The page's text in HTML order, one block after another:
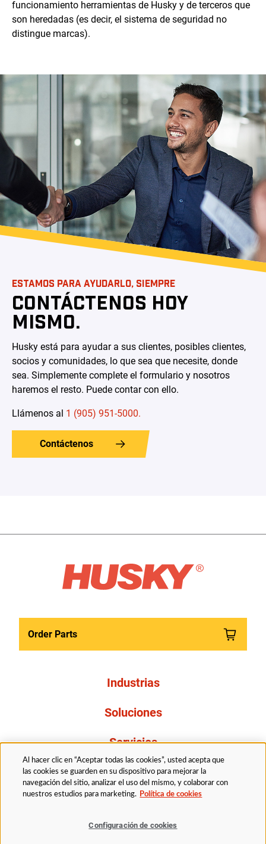
funcionamiento herramientas de Husky y de terceros que
son heredadas (es decir, el sistema de seguridad no
distingue marcas).
ESTAMOS PARA AYUDARLO, SIEMPRE
CONTÁCTENOS HOY
MISMO.
Husky está para ayudar a sus clientes, posibles clientes,
socios y comunidades, lo que sea que necesite, donde
sea. Simplemente complete el formulario y nosotros
haremos el resto. Puede contar con ello.
Llámenos al 1 (905) 951-5000.
Contáctenos
Order Parts
Industrias
Soluciones
Servicios
Resources
Acerca de nosotros
Al hacer clic en “Aceptar todas las cookies”, usted acepta que
las cookies se guarden en su dispositivo para mejorar la
navegación del sitio, analizar el uso del mismo, y colaborar con
nuestros estudios para marketing. Política de cookies
Configuración de cookies